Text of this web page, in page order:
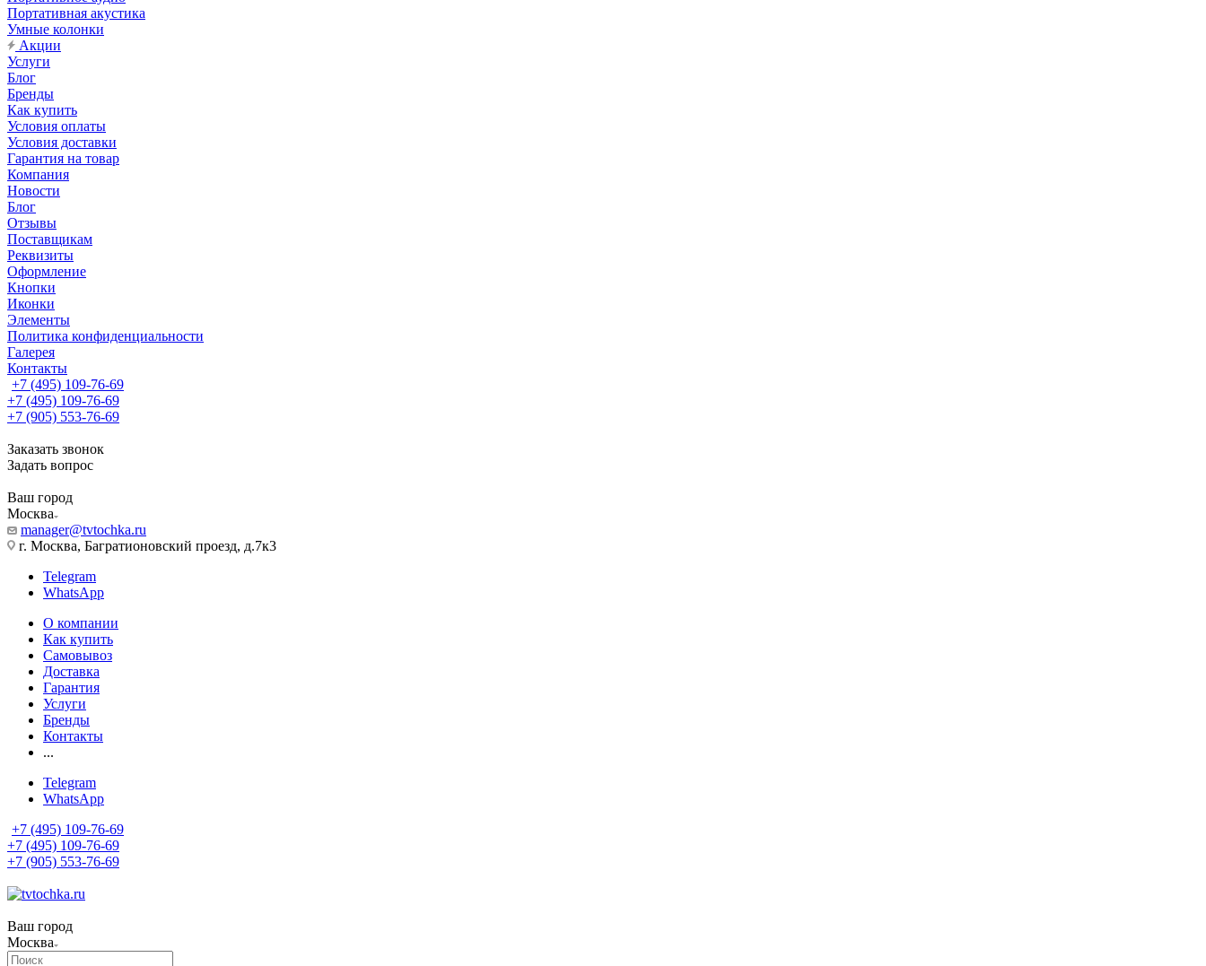
Портативная акустика
Умные колонки
Акции
Услуги
Блог
Бренды
Как купить
Условия оплаты
Условия доставки
Гарантия на товар
Компания
Новости
Блог
Отзывы
Поставщикам
Реквизиты
Оформление
Кнопки
Иконки
Элементы
Политика конфиденциальности
Галерея
Контакты
+7 (495) 109-76-69
+7 (495) 109-76-69
+7 (905) 553-76-69
Заказать звонок
Задать вопрос
Ваш город
Москва
manager@tvtochka.ru
г. Москва, Багратионовский проезд, д.7к3
Telegram
WhatsApp
О компании
Как купить
Самовывоз
Доставка
Гарантия
Услуги
Бренды
Контакты
...
Telegram
WhatsApp
+7 (495) 109-76-69
+7 (495) 109-76-69
+7 (905) 553-76-69
Ваш город
Москва